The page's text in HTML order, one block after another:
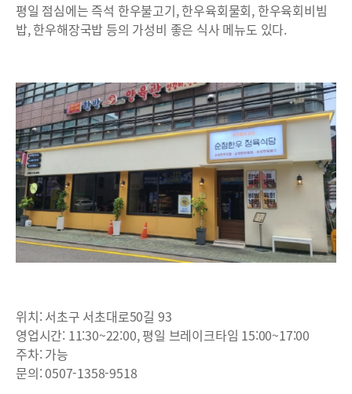
평일 점심에는 즉석 한우불고기, 한우육회물회, 한우육회비빔
밥, 한우해장국밥 등의 가성비 좋은 식사 메뉴도 있다.
위치: 서초구 서초대로50길 93
영업시간: 11:30~22:00, 평일 브레이크타임 15:00~17:00
주차: 가능
문의: 0507-1358-9518